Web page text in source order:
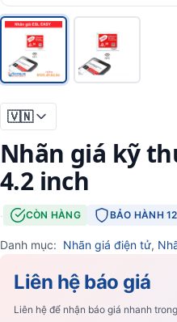
🇻🇳
Nhãn giá kỹ
4.2 inch
· CÒN HÀNG BẢO HÀNH
Danh mục: Nhãn giá điện tử,
Liên hệ báo giá
Liên hệ để nhận báo giá nhanh